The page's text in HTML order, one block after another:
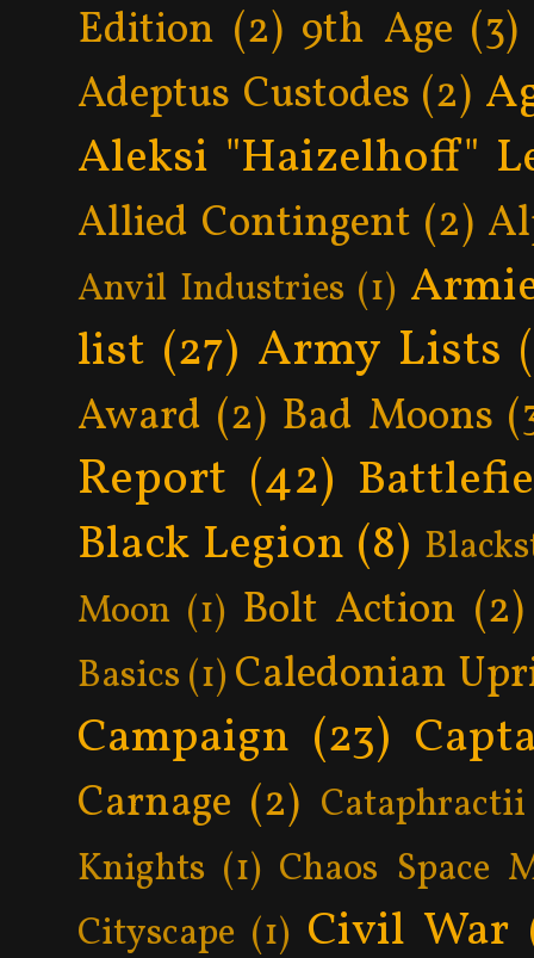
Edition (2) 9th Age (3)
Adeptus Custodes (2)
Aleksi "Haizelhoff"
Allied Contingent (2)
Anvil Industries (1)
list (27) Army Lists
Award (2) Bad Moons
Report (42)
Black Legion (8)
Moon (1) Bolt Action (2)
Basics (1) Caledonian
Campaign (23)
Carnage (2) Cataphractii
Knights (1) Chaos Space
Cityscape (1) Civil War